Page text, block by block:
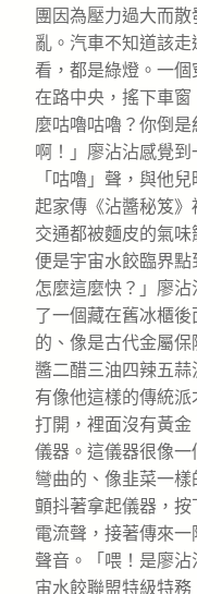
團因為壓力過大而
亂。汽車不知道該
看，都是綠燈。一
在路中央，搖下車
麼咕嚕咕嚕？你倒
啊！」廖沾沾感覺
「咕嚕」聲，與他
起家傳《沾醬秘笈
交通都被麵皮的氣味
便是宇宙水餃臨界
怎麼這麼快？」廖
了一個藏在舊冰櫃
的、像是古代金屬
醬二醋三油四辣五
有像他這樣的傳統
打開，裡面沒有黃
儀器。這儀器很像
彎曲的、像韭菜一樣
顫抖著拿起儀器，
電流聲，接著傳來
聲音。「喂！是廖
宙水餃聯盟特級特